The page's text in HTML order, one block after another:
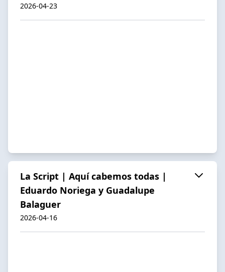
2026-04-23
La Script | Aquí cabemos todas |
Eduardo Noriega y Guadalupe
Balaguer
2026-04-16